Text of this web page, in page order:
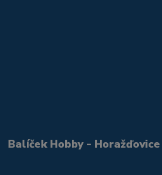
Balíček Hobby - Horažďovice